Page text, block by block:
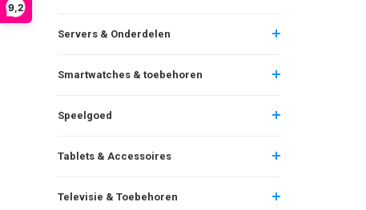
9,2
Servers & Onderdelen
Smartwatches & toebehoren
Speelgoed
Tablets & Accessoires
Televisie & Toebehoren